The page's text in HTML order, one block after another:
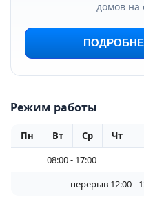
домов на
Режим работы
Пн Вт Ср Чт
08:00 - 17:00
перерыв 12:00 -